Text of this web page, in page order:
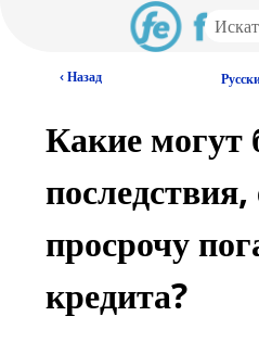
содержимому
‹ Назад
Какие могут
последствия,
просрочу
кредита?